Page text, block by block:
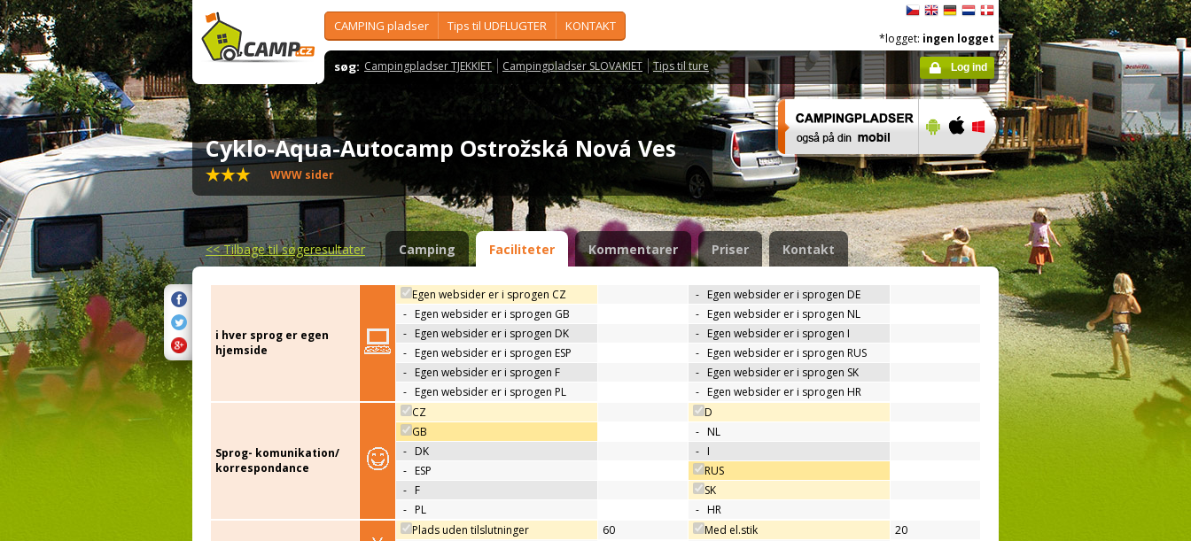
CAMPING pladser Tips til UDFLUGTER KONTAKT
søg: Campingpladser TJEKKIET Campingpladser SLOVAKIET Tips til ture
*logget: ingen logget
Log ind
Cyklo-Aqua-Autocamp Ostrožská Nová Ves
WWW sider
<<Tilbage til søgeresultater Camping Faciliteter Kommentarer Priser Kontakt
i hver sprog er egen
hjemside
Egen websider er i sprogen CZ - Egen websider er i sprogen DE
- Egen websider er i sprogen GB - Egen websider er i sprogen NL
- Egen websider er i sprogen DK - Egen websider er i sprogen I
- Egen websider er i sprogen ESP - Egen websider er i sprogen RUS
- Egen websider er i sprogen F - Egen websider er i sprogen SK
- Egen websider er i sprogen PL - Egen websider er i sprogen HR
Sprog- komunikation/
korrespondance
CZ
D
GB
- NL
- DK - I
- ESP
RUS
- F
SK
- PL - HR
Plads uden tilslutninger 60 Med el.stik
20